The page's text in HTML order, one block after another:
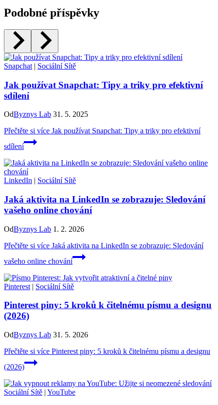
Podobné příspěvky
Snapchat | Sociální Sítě
Jak používat Snapchat: Tipy a triky pro efektivní
sdílení
OdByznys Lab 31. 5. 2025
Přečtěte si více Jak používat Snapchat: Tipy a triky pro efektivní
sdílení
LinkedIn | Sociální Sítě
Jaká aktivita na LinkedIn se zobrazuje: Sledování
vašeho online chování
OdByznys Lab 1. 2. 2026
Přečtěte si více Jaká aktivita na LinkedIn se zobrazuje: Sledování
vašeho online chování
Pinterest | Sociální Sítě
Pinterest piny: 5 kroků k čitelnému písmu a designu
(2026)
OdByznys Lab 31. 5. 2026
Přečtěte si více Pinterest piny: 5 kroků k čitelnému písmu a designu
(2026)
Sociální Sítě | YouTube